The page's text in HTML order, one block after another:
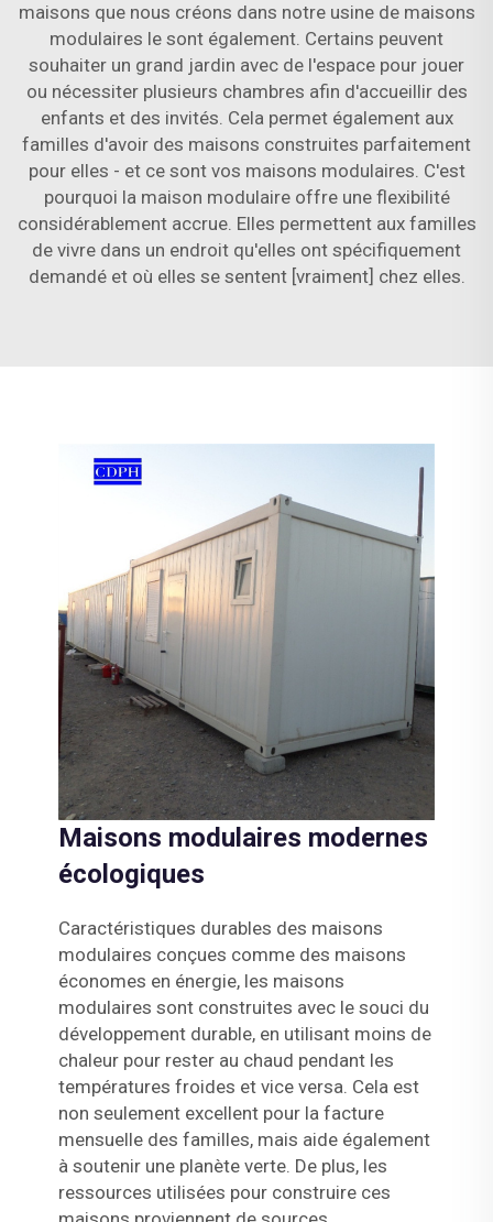
maisons que nous créons dans notre usine de maisons
modulaires le sont également. Certains peuvent
souhaiter un grand jardin avec de l'espace pour jouer
ou nécessiter plusieurs chambres afin d'accueillir des
enfants et des invités. Cela permet également aux
familles d'avoir des maisons construites parfaitement
pour elles - et ce sont vos maisons modulaires. C'est
pourquoi la maison modulaire offre une flexibilité
considérablement accrue. Elles permettent aux familles
de vivre dans un endroit qu'elles ont spécifiquement
demandé et où elles se sentent [vraiment] chez elles.
Maisons modulaires modernes
écologiques
Caractéristiques durables des maisons
modulaires conçues comme des maisons
économes en énergie, les maisons
modulaires sont construites avec le souci du
développement durable, en utilisant moins de
chaleur pour rester au chaud pendant les
températures froides et vice versa. Cela est
non seulement excellent pour la facture
mensuelle des familles, mais aide également
à soutenir une planète verte. De plus, les
ressources utilisées pour construire ces